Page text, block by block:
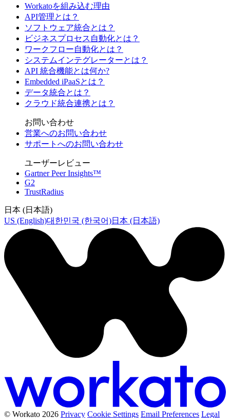
Workatoを組み込む理由
API管理とは？
ソフトウェア統合とは？
ビジネスプロセス自動化とは？
ワークフロー自動化とは？
システムインテグレーターとは？
API 統合機能とは何か?
Embedded iPaaSとは？
データ統合とは？
クラウド統合連携とは？
お問い合わせ
営業へのお問い合わせ
サポートへのお問い合わせ
ユーザーレビュー
Gartner Peer Insights™
G2
TrustRadius
日本 (日本語)
US (English)대한민국 (한국어)日本 (日本語)
© Workato 2026 Privacy Cookie Settings Email Preferences Legal